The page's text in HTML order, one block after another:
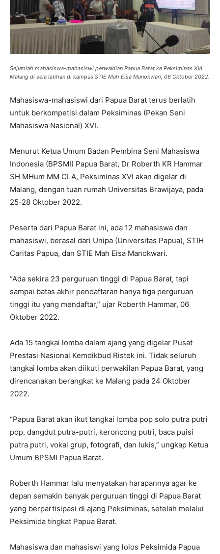
Sejumlah mahasiswa-mahasiswi perwakilan Papua Barat ke Peksiminas XVI
Malang di sela latihan di kampus STIE Mah Eisa Manokwari, 06 Oktober 2022.
Mahasiswa-mahasiswi dari Papua Barat terus berlatih
untuk berkompetisi dalam Peksiminas (Pekan Seni
Mahasiswa Nasional) XVI.
Menurut Ketua Umum Badan Pembina Seni Mahasiswa
Indonesia (BPSMI) Papua Barat, Dr Roberth KR Hammar
SH MHum MM CLA, Peksiminas XVI akan digelar di
Malang, dengan tuan rumah Universitas Brawijaya, pada
25-28 Oktober 2022.
Peserta dari Papua Barat ini, ada 12 mahasiswa dan
mahasiswi, berasal dari Unipa (Universitas Papua), STIH
Caritas Papua, dan STIE Mah Eisa Manokwari.
“Ada sekira 23 perguruan tinggi di Papua Barat, tapi
sampai batas akhir pendaftaran hanya tiga perguruan
tinggi itu yang mendaftar,” ujar Roberth Hammar, 06
Oktober 2022.
Ada 15 tangkai lomba dalam ajang yang digelar Pusat
Prestasi Nasional Kemdikbud Ristek ini. Tidak seluruh
tangkai lomba akan diikuti perwakilan Papua Barat, yang
direncanakan berangkat ke Malang pada 24 Oktober
2022.
“Papua Barat akan ikut tangkai lomba pop solo putra putri
pop, dangdut putra-putri, keroncong putri, baca puisi
putra putri, vokal grup, fotografi, dan lukis,” ungkap Ketua
Umum BPSMI Papua Barat.
Roberth Hammar lalu menyatakan harapannya agar ke
depan semakin banyak perguruan tinggi di Papua Barat
yang berpartisipasi di ajang Peksiminas, setelah melalui
Peksimida tingkat Papua Barat.
Mahasiswa dan mahasiswi yang lolos Peksimida Papua